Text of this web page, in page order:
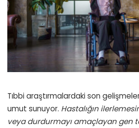
Tıbbi araştırmalardaki son
umut sunuyor. Hastalığın
veya durdurmayı amaçlayan gen